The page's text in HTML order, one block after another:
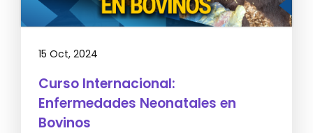
15 Oct, 2024
Curso Internacional:
Enfermedades Neonatales en
Bovinos